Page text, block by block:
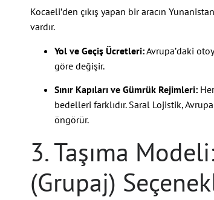
Kocaeli’den çıkış yapan bir aracın
vardır.
Yol ve Geçiş Ücretleri:Avrupa’daki
göre değişir.
Sınır Kapıları ve Gümrük Rejimleri:
bedelleri farklıdır. Saral Lojistik,
öngörür.
3. Taşıma
(Grupaj)